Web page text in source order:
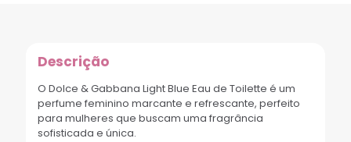
Descrição
O Dolce & Gabbana Light Blue Eau de Toilette é um
perfume feminino marcante e refrescante, perfeito
para mulheres que buscam uma fragrância
sofisticada e única.